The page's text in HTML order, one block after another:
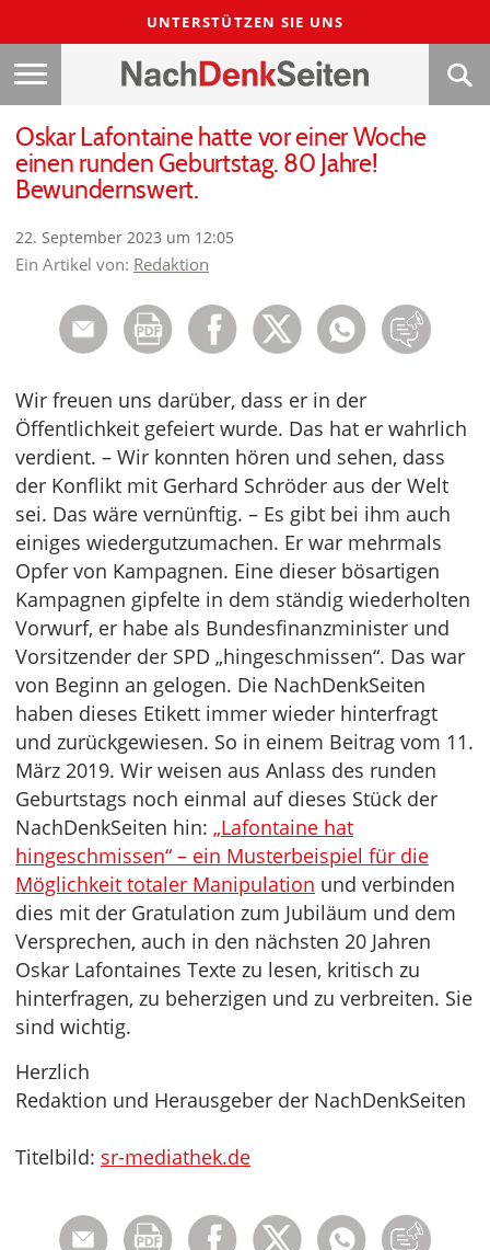
UNTERSTÜTZEN SIE UNS
Oskar Lafontaine hatte vor einer Woche
einen runden Geburtstag. 80 Jahre!
Bewundernswert.
22. September 2023 um 12:05
Ein Artikel von: Redaktion
Wir freuen uns darüber, dass er in der
Öffentlichkeit gefeiert wurde. Das hat er wahrlich
verdient. – Wir konnten hören und sehen, dass
der Konflikt mit Gerhard Schröder aus der Welt
sei. Das wäre vernünftig. – Es gibt bei ihm auch
einiges wiedergutzumachen. Er war mehrmals
Opfer von Kampagnen. Eine dieser bösartigen
Kampagnen gipfelte in dem ständig wiederholten
Vorwurf, er habe als Bundesfinanzminister und
Vorsitzender der SPD „hingeschmissen“. Das war
von Beginn an gelogen. Die NachDenkSeiten
haben dieses Etikett immer wieder hinterfragt
und zurückgewiesen. So in einem Beitrag vom 11.
März 2019. Wir weisen aus Anlass des runden
Geburtstags noch einmal auf dieses Stück der
NachDenkSeiten hin: „Lafontaine hat
hingeschmissen“ – ein Musterbeispiel für die
Möglichkeit totaler Manipulation und verbinden
dies mit der Gratulation zum Jubiläum und dem
Versprechen, auch in den nächsten 20 Jahren
Oskar Lafontaines Texte zu lesen, kritisch zu
hinterfragen, zu beherzigen und zu verbreiten. Sie
sind wichtig.
Herzlich
Redaktion und Herausgeber der NachDenkSeiten
Titelbild: sr-mediathek.de